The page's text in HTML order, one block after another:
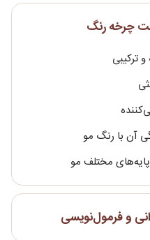
ترکیبی
آن با رنگ مو
مختلف مو